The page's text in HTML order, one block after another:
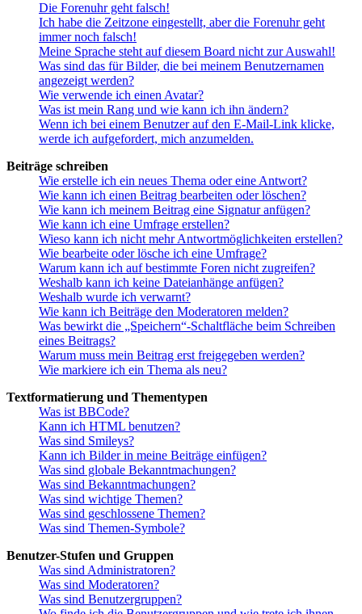
Die Forenuhr geht falsch!
Ich habe die Zeitzone eingestellt, aber die Forenuhr geht
immer noch falsch!
Meine Sprache steht auf diesem Board nicht zur Auswahl!
Was sind das für Bilder, die bei meinem Benutzernamen
angezeigt werden?
Wie verwende ich einen Avatar?
Was ist mein Rang und wie kann ich ihn ändern?
Wenn ich bei einem Benutzer auf den E-Mail-Link klicke,
werde ich aufgefordert, mich anzumelden.
Beiträge schreiben
Wie erstelle ich ein neues Thema oder eine Antwort?
Wie kann ich einen Beitrag bearbeiten oder löschen?
Wie kann ich meinem Beitrag eine Signatur anfügen?
Wie kann ich eine Umfrage erstellen?
Wieso kann ich nicht mehr Antwortmöglichkeiten erstellen?
Wie bearbeite oder lösche ich eine Umfrage?
Warum kann ich auf bestimmte Foren nicht zugreifen?
Weshalb kann ich keine Dateianhänge anfügen?
Weshalb wurde ich verwarnt?
Wie kann ich Beiträge den Moderatoren melden?
Was bewirkt die „Speichern“-Schaltfläche beim Schreiben
eines Beitrags?
Warum muss mein Beitrag erst freigegeben werden?
Wie markiere ich ein Thema als neu?
Textformatierung und Thementypen
Was ist BBCode?
Kann ich HTML benutzen?
Was sind Smileys?
Kann ich Bilder in meine Beiträge einfügen?
Was sind globale Bekanntmachungen?
Was sind Bekanntmachungen?
Was sind wichtige Themen?
Was sind geschlossene Themen?
Was sind Themen-Symbole?
Benutzer-Stufen und Gruppen
Was sind Administratoren?
Was sind Moderatoren?
Was sind Benutzergruppen?